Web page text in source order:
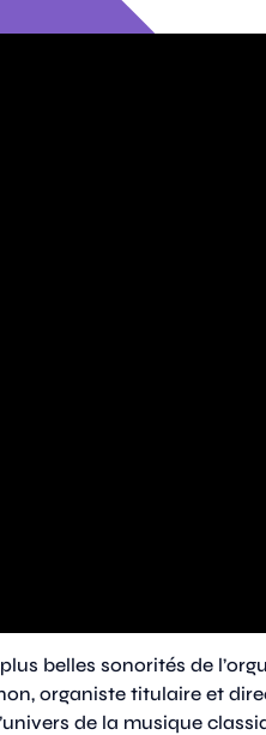
belles sonorités de
organiste titulaire et
de la musique